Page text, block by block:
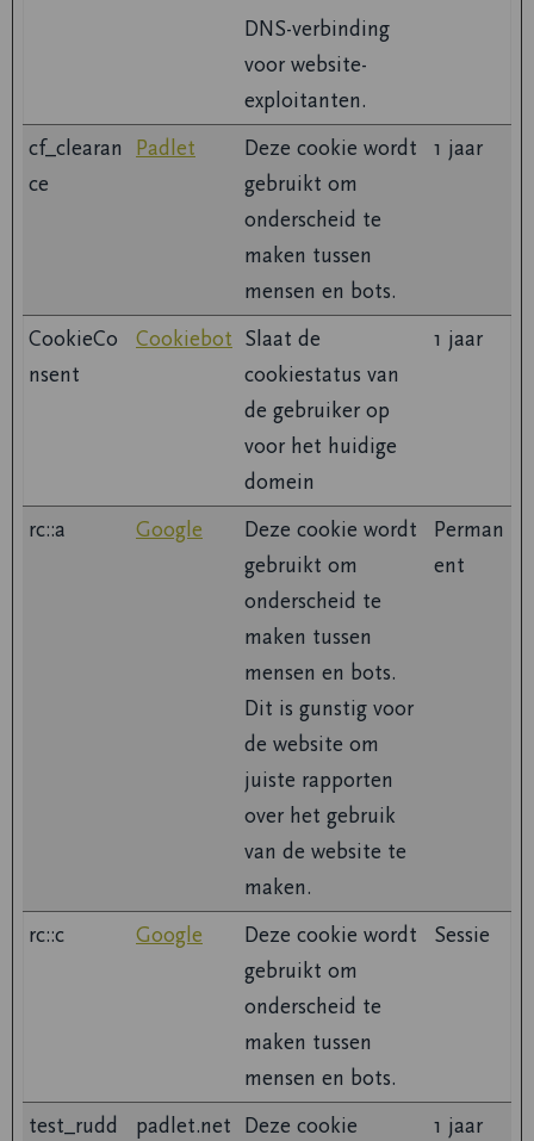
DNS-verbinding
voor website-
exploitanten.
cf_clearan
ce
Padlet
Deze cookie wordt
gebruikt om
onderscheid te
maken tussen
mensen en bots.
1 jaar
CookieCo
nsent
Cookiebot Slaat de
cookiestatus van
de gebruiker op
voor het huidige
domein
1 jaar
rc::a Google
Deze cookie wordt
gebruikt om
onderscheid te
maken tussen
mensen en bots.
Dit is gunstig voor
de website om
juiste rapporten
over het gebruik
van de website te
maken.
Perman
ent
rc::c Google
Deze cookie wordt
gebruikt om
onderscheid te
maken tussen
mensen en bots.
Sessie
test_rudd
padlet.net Deze cookie
1 jaar